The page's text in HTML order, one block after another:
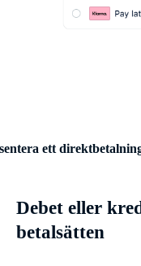
ett
Debet eller
betalsätten